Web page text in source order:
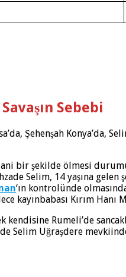
Sebebi
Şehenşah Konya’da,
ani bir şekilde ölmesi
Selim, 14 yaşına gelen
‘ın kontrolünde
kayınbabası Kırım
kendisine Rumeli’de
Selim Uğraşdere